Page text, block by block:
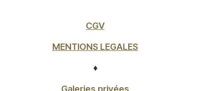
CGV
MENTIONS LEGALES
♦